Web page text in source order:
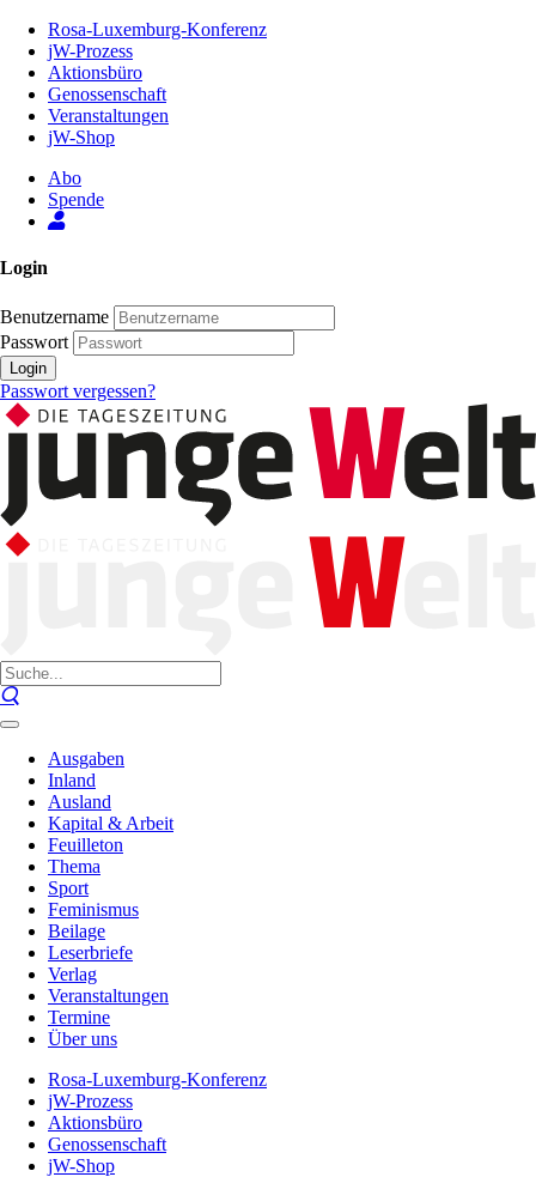
Inhalt
Seite
Rosa-Luxemburg-Konferenz
jW-Prozess
Aktionsbüro
Genossenschaft
Veranstaltungen
jW-Shop
Abo
Spende
Login
Benutzername
Passwort
Login
Passwort vergessen?
Ausgaben
Inland
Ausland
Kapital & Arbeit
Feuilleton
Thema
Sport
Feminismus
Beilage
Leserbriefe
Verlag
Veranstaltungen
Termine
Über uns
Rosa-Luxemburg-Konferenz
jW-Prozess
Aktionsbüro
Genossenschaft
jW-Shop